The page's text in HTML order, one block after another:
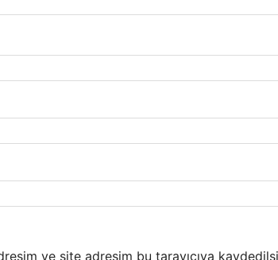
ve site adresim bu tarayıcıya